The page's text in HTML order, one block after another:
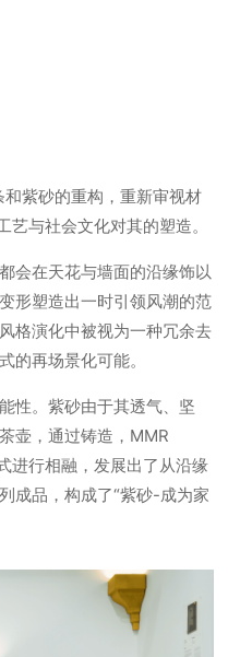
紫砂的重构，重新审视材
艺与社会文化对其的塑造。
会在天花与墙面的沿缘饰以
形塑造出一时引领风潮的范
格演化中被视为一种冗余去
的再场景化可能。
性。紫砂由于其透气、坚
壶，通过铸造，MMR
进行相融，发展出了从沿缘
成品，构成了“紫砂-成为家